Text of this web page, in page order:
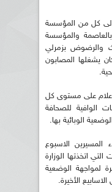
كل من المؤسسة
بالعاصمة والمؤسسة
والرضوض بزمرلي
يشغلها المصابون
على مستوى كل
الوافية للصحافة
الوبائية بها.
الاسبوع
اتخذتها الوزارة
لمواجهة الوضعية
الأخيرة.